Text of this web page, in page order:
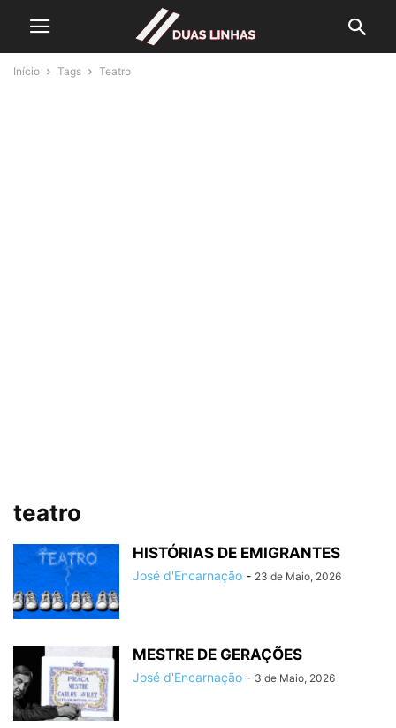
Início Tags Teatro
teatro
HISTÓRIAS DE EMIGRANTES
José d'Encarnação - 23 de Maio, 2026
MESTRE DE GERAÇÕES
José d'Encarnação - 3 de Maio, 2026